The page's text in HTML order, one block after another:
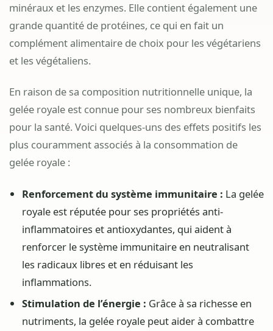
minéraux et les enzymes. Elle contient également une
grande quantité de protéines, ce qui en fait un
complément alimentaire de choix pour les végétariens
et les végétaliens.
En raison de sa composition nutritionnelle unique, la
gelée royale est connue pour ses nombreux bienfaits
pour la santé. Voici quelques-uns des effets positifs les
plus couramment associés à la consommation de
gelée royale :
Renforcement du système immunitaire : La gelée
royale est réputée pour ses propriétés anti-
inflammatoires et antioxydantes, qui aident à
renforcer le système immunitaire en neutralisant
les radicaux libres et en réduisant les
inflammations.
Stimulation de l’énergie : Grâce à sa richesse en
nutriments, la gelée royale peut aider à combattre